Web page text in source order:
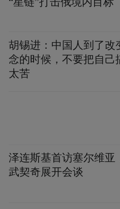
流程、提升服务效能
产业领域，为创新主
的知识产权保护服务
知识产权快速协同保护
Notice: The content
pictures and audios if any)
by the user of Dafeng
platform and merely
胡锡进：中国人到了改
念的时候，不要把自己
太苦
泽连斯基首访塞尔维亚
武契奇展开会谈